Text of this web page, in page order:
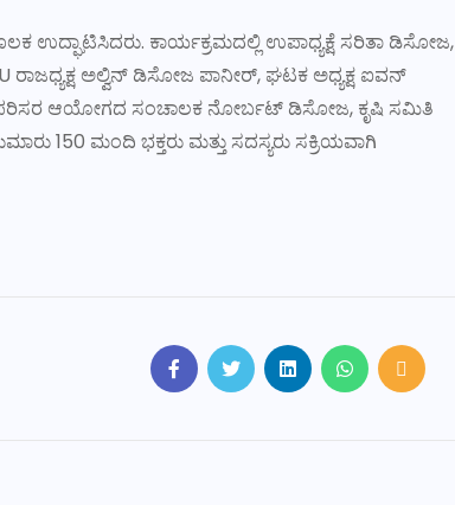
ಉದ್ಘಾಟಿಸಿದರು. ಕಾರ್ಯಕ್ರಮದಲ್ಲಿ ಉಪಾಧ್ಯಕ್ಷೆ ಸರಿತಾ ಡಿಸೋಜ,
ಅಲ್ವಿನ್ ಡಿಸೋಜ ಪಾನೀರ್, ಘಟಕ ಅಧ್ಯಕ್ಷ ಐವನ್
ಆಯೋಗದ ಸಂಚಾಲಕ ನೋರ್ಬಟ್ ಡಿಸೋಜ, ಕೃಷಿ ಸಮಿತಿ
150 ಮಂದಿ ಭಕ್ತರು ಮತ್ತು ಸದಸ್ಯರು ಸಕ್ರಿಯವಾಗಿ